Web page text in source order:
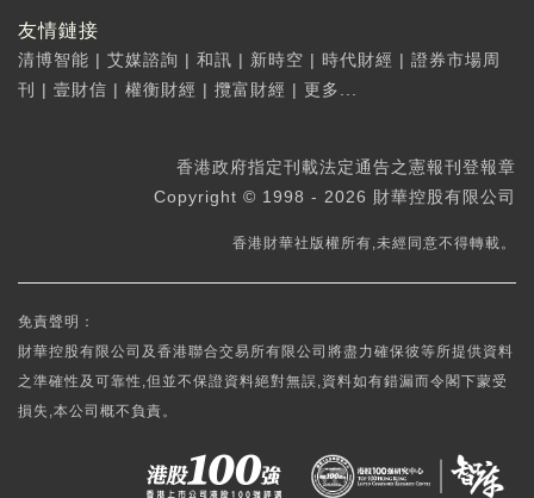
友情鏈接
清博智能 | 艾媒諮詢 | 和訊 | 新時空 | 時代財經 | 證券市場周
刊 | 壹財信 | 權衡財經 | 攬富財經 | 更多...
香港政府指定刊載法定通告之憲報刊登報章
Copyright © 1998 - 2026 財華控股有限公司
香港財華社版權所有,未經同意不得轉載。
免責聲明：
財華控股有限公司及香港聯合交易所有限公司將盡力確保彼等所提供資料
之準確性及可靠性,但並不保證資料絕對無誤,資料如有錯漏而令閣下蒙受
損失,本公司概不負責。